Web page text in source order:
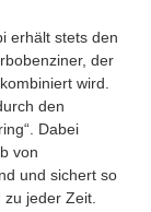
erhält stets den
der
wird.
den
Dabei
von
und sichert so
jeder Zeit.